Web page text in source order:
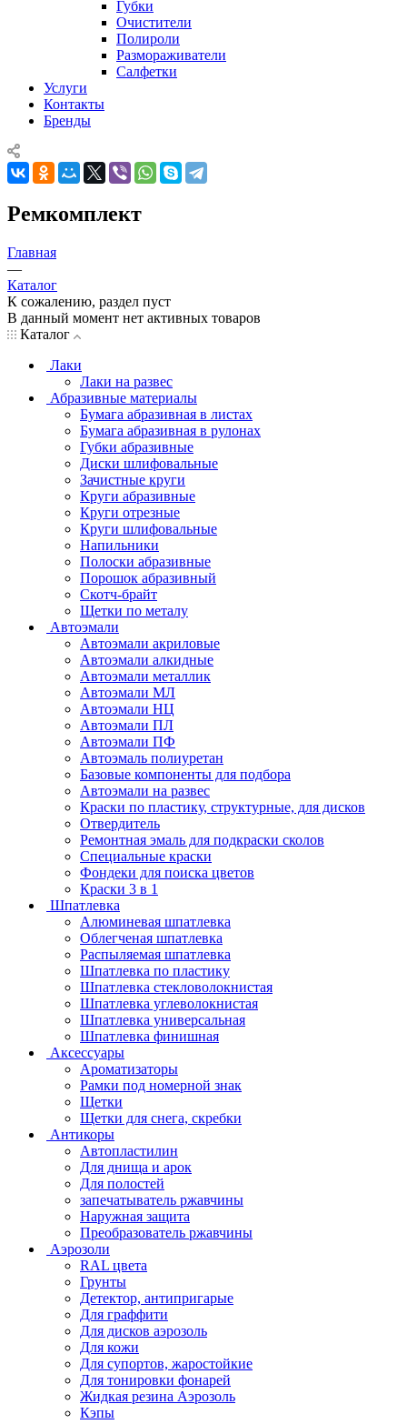
Губки
Очистители
Полироли
Размораживатели
Салфетки
Услуги
Контакты
Бренды
Ремкомплект
Главная
—
Каталог
К сожалению, раздел пуст
В данный момент нет активных товаров
Каталог
Лаки
Лаки на развес
Абразивные материалы
Бумага абразивная в листах
Бумага абразивная в рулонах
Губки абразивные
Диски шлифовальные
Зачистные круги
Круги абразивные
Круги отрезные
Круги шлифовальные
Напильники
Полоски абразивные
Порошок абразивный
Скотч-брайт
Щетки по металу
Автоэмали
Автоэмали акриловые
Автоэмали алкидные
Автоэмали металлик
Автоэмали МЛ
Автоэмали НЦ
Автоэмали ПЛ
Автоэмали ПФ
Автоэмаль полиуретан
Базовые компоненты для подбора
Автоэмали на развес
Краски по пластику, структурные, для дисков
Отвердитель
Ремонтная эмаль для подкраски сколов
Специальные краски
Фондеки для поиска цветов
Краски 3 в 1
Шпатлевка
Алюминевая шпатлевка
Облегченая шпатлевка
Распыляемая шпатлевка
Шпатлевка по пластику
Шпатлевка стекловолокнистая
Шпатлевка углеволокнистая
Шпатлевка универсальная
Шпатлевка финишная
Аксессуары
Ароматизаторы
Рамки под номерной знак
Щетки
Щетки для снега, скребки
Антикоры
Автопластилин
Для днища и арок
Для полостей
запечатыватель ржавчины
Наружная защита
Преобразователь ржавчины
Аэрозоли
RAL цвета
Грунты
Детектор, антипригарые
Для граффити
Для дисков аэрозоль
Для кожи
Для супортов, жаростойкие
Для тонировки фонарей
Жидкая резина Аэрозоль
Кэпы